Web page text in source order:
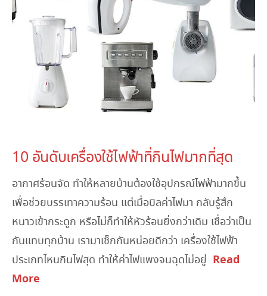
10 อันดับเครื่องใช้ไฟฟ้าที่กินไฟมากที่สุด
อากาศร้อนจัด ทำให้หลายบ้านต้องใช้อุปกรณ์ไฟฟ้ามากขึ้น
เพื่อช่วยบรรเทาความร้อน แต่เมื่อบิลค่าไฟมา กลับรู้สึก
หนาวเข้ากระดูก หรือไม่ก็ทำให้หัวร้อนยิ่งกว่าเดิม เชื่อว่าเป็น
กันแทบทุกบ้าน เรามาเช็กกันหน่อยดีกว่า เครื่องใช้ไฟฟ้า
ประเภทไหนกินไฟสุด ทำให้ค่าไฟแพงจนฉุดไม่อยู่ Read
More